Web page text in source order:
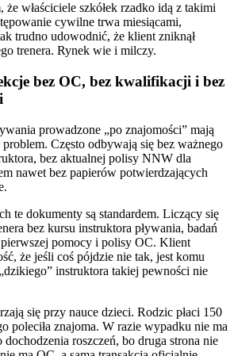
że właściciele szkółek rzadko idą z takimi
cywilne trwa miesiącami,
trudno udowodnić, że klient zniknął
trenera. Rynek wie i milczy.
bez OC, bez kwalifikacji i bez
prowadzone „po znajomości” mają
Często odbywają się bez ważnego
bez aktualnej polisy NNW dla
nawet bez papierów potwierdzających
te dokumenty są standardem. Liczący się
bez kursu instruktora pływania, badań
pomocy i polisy OC. Klient
że jeśli coś pójdzie nie tak, jest komu
instruktora takiej pewności nie
się przy nauce dzieci. Rodzic płaci 150
poleciła znajoma. W razie wypadku nie ma
roszczeń, bo druga strona nie